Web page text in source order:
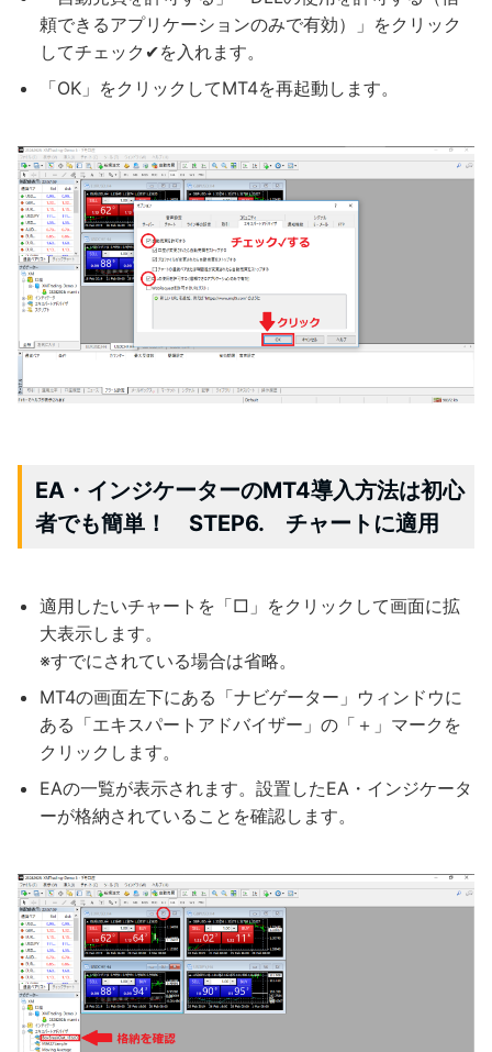
頼できるアプリケーションのみで有効）」をクリック
してチェック✔を入れます。
「OK」をクリックしてMT4を再起動します。
EA・インジケーターのMT4導入方法は初心
者でも簡単！ STEP6. チャートに適用
適用したいチャートを「□」をクリックして画面に拡
大表示します。
※すでにされている場合は省略。
MT4の画面左下にある「ナビゲーター」ウィンドウに
ある「エキスパートアドバイザー」の「＋」マークを
クリックします。
EAの一覧が表示されます。設置したEA・インジケータ
ーが格納されていることを確認します。